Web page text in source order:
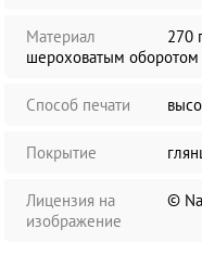
Материал
270
шероховатым оборотом
Способ печати
Покрытие
Лицензия на
изображение
©